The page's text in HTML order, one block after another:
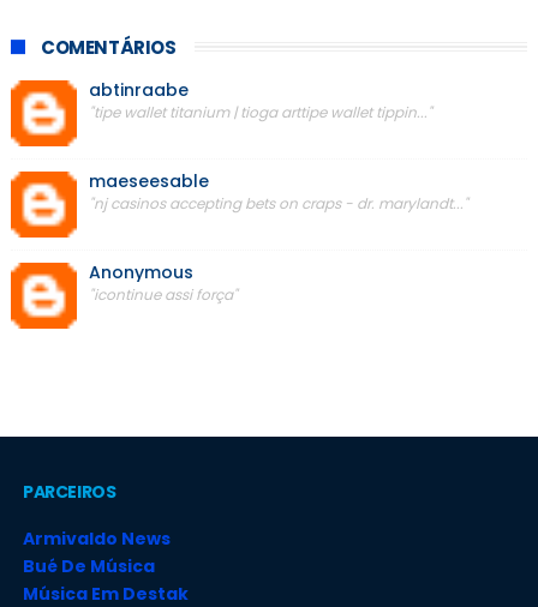
COMENTÁRIOS
abtinraabe
"tipe wallet titanium | tioga arttipe wallet tippin..."
maeseesable
"nj casinos accepting bets on craps - dr. marylandt..."
Anonymous
"icontinue assi força"
PARCEIROS
Armivaldo News
Bué De Música
Música Em Destak